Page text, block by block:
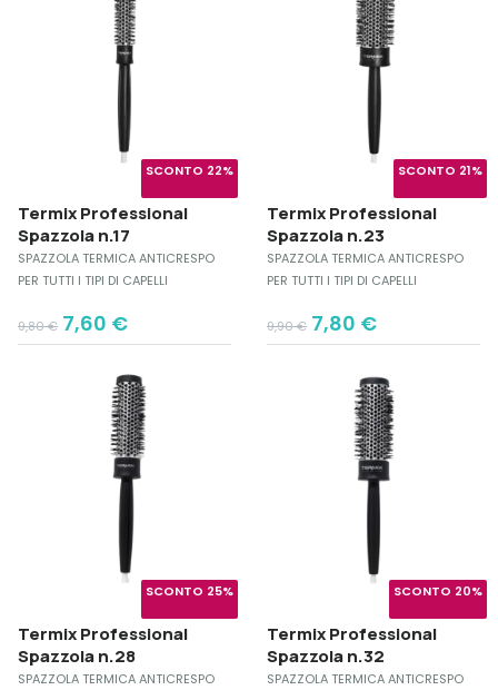
SCONTO 22%
Termix Professional
Spazzola n.17
SPAZZOLA TERMICA ANTICRESPO
PER TUTTI I TIPI DI CAPELLI
9,80€
Original
price
7,60 €
Current
price
SCONTO 21%
Termix Professional
Spazzola n.23
SPAZZOLA TERMICA ANTICRESPO
PER TUTTI I TIPI DI CAPELLI
9,90€
Original
price
7,80 €
Current
price
SCONTO 25%
Termix Professional
Spazzola n.28
SPAZZOLA TERMICA ANTICRESPO
SCONTO 20%
Termix Professional
Spazzola n.32
SPAZZOLA TERMICA ANTICRESPO